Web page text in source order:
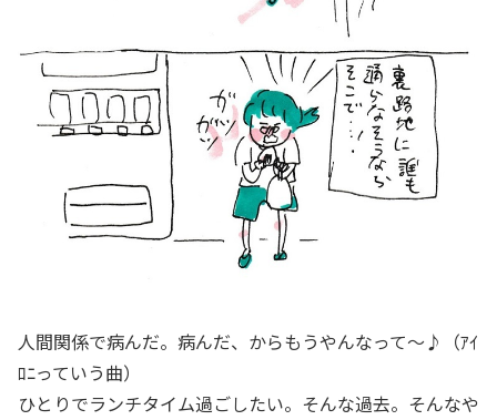
人間関係で病んだ。病んだ、からもうやんなって～♪（ｱｲ
ﾛﾆっていう曲）
ひとりでランチタイム過ごしたい。そんな過去。そんなや